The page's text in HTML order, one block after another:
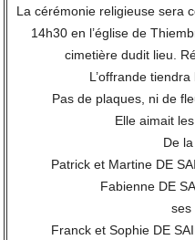
La cérémonie religieuse sera
14h30 en l’église de
cimetière dudit lieu.
L’offrande
Pas de plaques, ni de
Elle aimait
De
Patrick et Martine DE
Fabienne DE
ses
Franck et Sophie DE